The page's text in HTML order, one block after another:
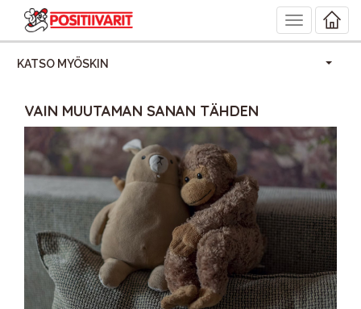
Toggle
navigation
KATSO MYÖSKIN
VAIN MUUTAMAN SANAN TÄHDEN